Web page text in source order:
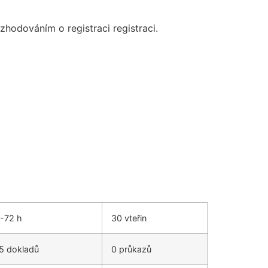
o registraci registraci.
72 h 30 vteřin
dokladů 0 průkazů